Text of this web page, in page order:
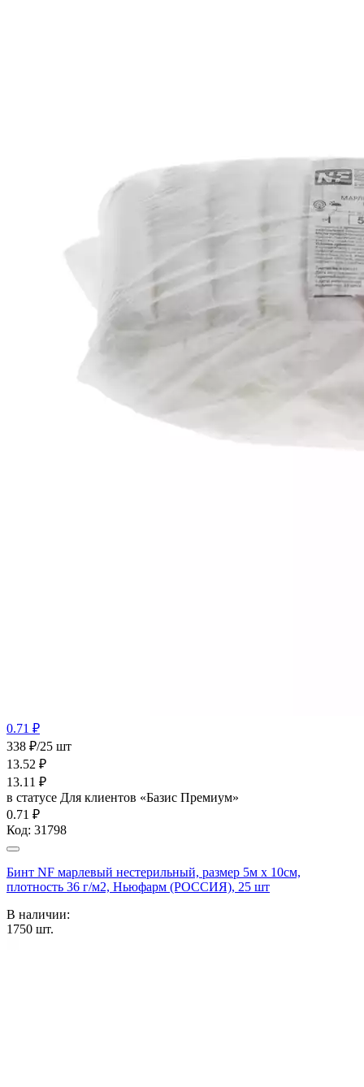
0.71 ₽
338 ₽/25 шт
13.52 ₽
13.11 ₽
в статусе Для клиентов «Базис Премиум»
0.71 ₽
Код: 31798
Бинт NF марлевый нестерильный, размер 5м х 10см,
плотность 36 г/м2, Ньюфарм (РОССИЯ), 25 шт
В наличии:
1750 шт.